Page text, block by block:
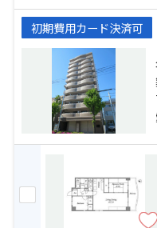
初期費用カード決済可